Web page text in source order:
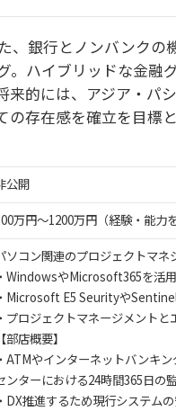
、銀行とノンバンク
。ハイブリッドな金融
来的には、アジア・パ
の存在感を確立を目標と
公開
万円〜1200万円（経験・能力
ソコン関連のプロジェクトマネ
・WindowsやMicrosoft365を活
・Microsoft E5 Seurityや
・プロジェクトマネージメント
【部店概要】
・ATMやインターネットバンキ
ンターにおける24時間365日の
・DX推進するため現行システム